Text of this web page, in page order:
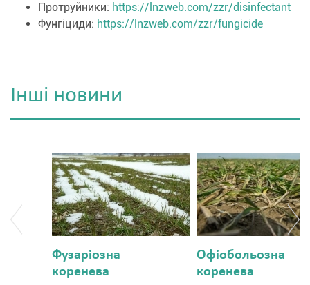
Протруйники: https://lnzweb.com/zzr/disinfectant
Фунгіциди: https://lnzweb.com/zzr/fungicide
Інші новини
Фузаріозна
коренева
Офіобольозна
коренева